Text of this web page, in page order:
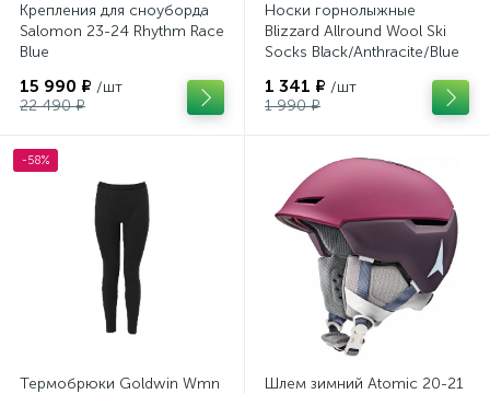
Крепления для сноуборда
Salomon 23-24 Rhythm Race
Blue
15 990 ₽ /шт
22 490 ₽
Носки горнолыжные
Blizzard Allround Wool Ski
Socks Black/Anthracite/Blue
1 341 ₽ /шт
1 990 ₽
-58%
Термобрюки Goldwin Wmn
Шлем зимний Atomic 20-21